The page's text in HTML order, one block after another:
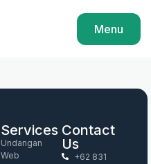
Menu
Services
Undangan
Web
Contact
Us
+62 831